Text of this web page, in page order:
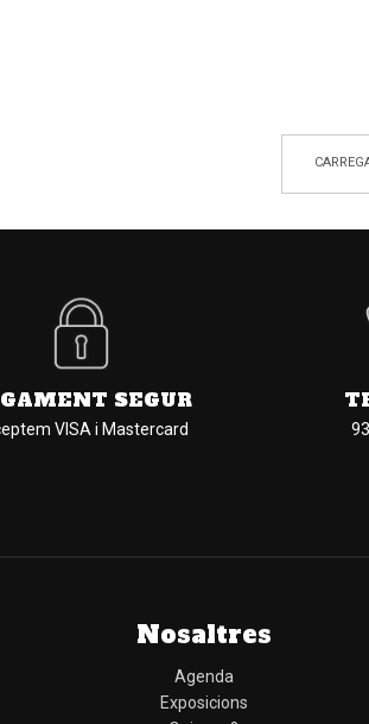
SEGUR
VISA i Mastercard
Nosaltres
Agenda
Exposicions